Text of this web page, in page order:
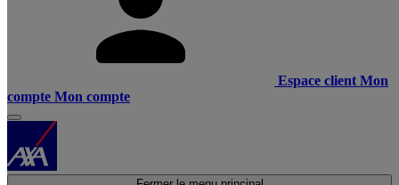
Espace client Mon
compte Mon compte